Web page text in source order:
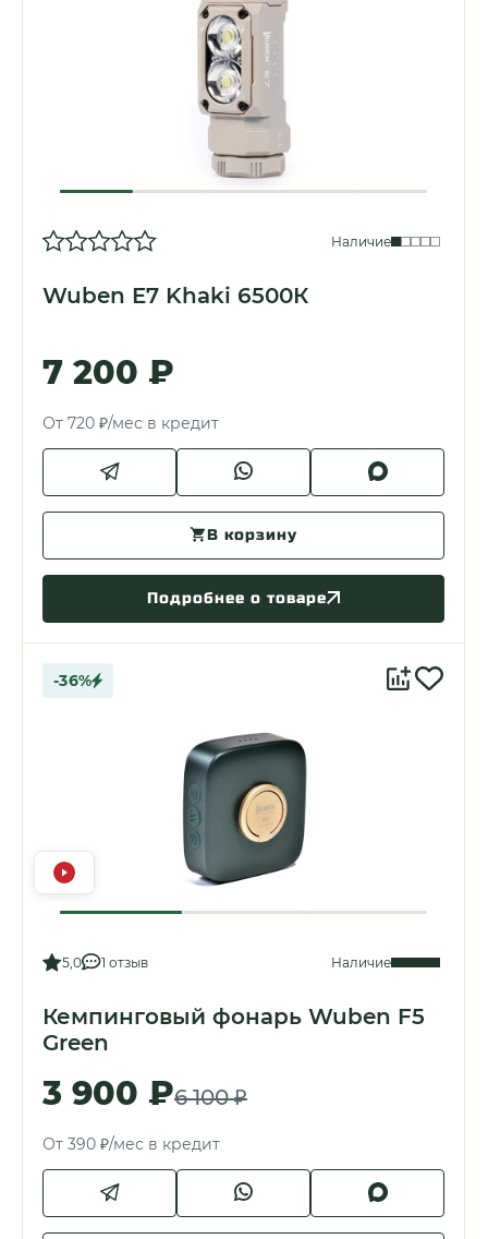
Наличие
Wuben E7 Khaki 6500К
7 200 ₽
От 720 ₽/мес в кредит
В корзину
Подробнее о товаре
-36%
5,0 1 отзыв Наличие
Кемпинговый фонарь Wuben F5
Green
3 900 ₽6 100 ₽
От 390 ₽/мес в кредит